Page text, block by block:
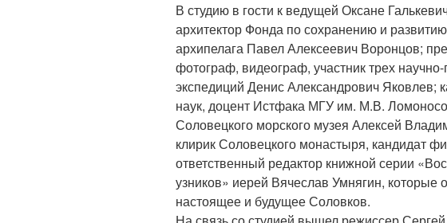
В студию в гости к ведущей Оксане
архитектор Фонда по сохранению и
архипелага Павел Алексеевич Воронцов;
фотограф, видеограф, участник трех научно-
экспедиций Денис Александрович Яковлев;
наук, доцент Истфака МГУ им. М.В.
Соловецкого морского музея Алексей
клирик Соловецкого монастыря, кандидат
ответственный редактор книжной серии
узников» иерей Вячеслав Умнягин, которые
настоящее и будущее Соловков.